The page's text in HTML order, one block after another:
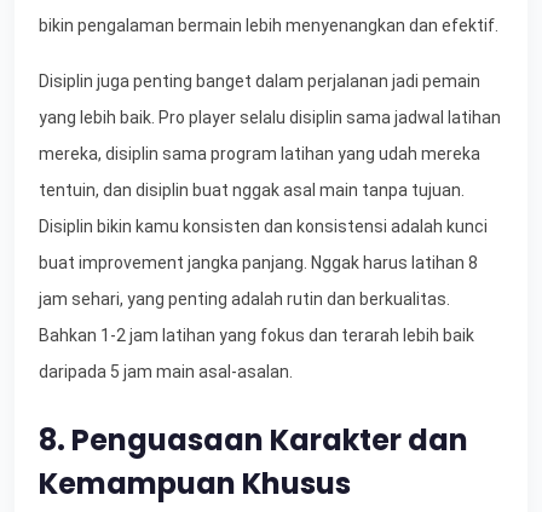
bikin pengalaman bermain lebih menyenangkan dan efektif.
Disiplin juga penting banget dalam perjalanan jadi pemain
yang lebih baik. Pro player selalu disiplin sama jadwal latihan
mereka, disiplin sama program latihan yang udah mereka
tentuin, dan disiplin buat nggak asal main tanpa tujuan.
Disiplin bikin kamu konsisten dan konsistensi adalah kunci
buat improvement jangka panjang. Nggak harus latihan 8
jam sehari, yang penting adalah rutin dan berkualitas.
Bahkan 1-2 jam latihan yang fokus dan terarah lebih baik
daripada 5 jam main asal-asalan.
8. Penguasaan Karakter dan
Kemampuan Khusus